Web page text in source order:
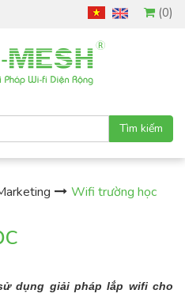
(0)
Tìm kiếm
Wifi trường học
dụng giải pháp lắp wifi cho